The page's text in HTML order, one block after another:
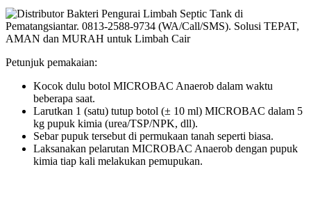
Petunjuk pemakaian:
Kocok dulu botol MICROBAC Anaerob dalam waktu
beberapa saat.
Larutkan 1 (satu) tutup botol (± 10 ml) MICROBAC dalam 5
kg pupuk kimia (urea/TSP/NPK, dll).
Sebar pupuk tersebut di permukaan tanah seperti biasa.
Laksanakan pelarutan MICROBAC Anaerob dengan pupuk
kimia tiap kali melakukan pemupukan.